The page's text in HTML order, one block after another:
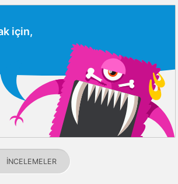
için,
İNCELEMELER